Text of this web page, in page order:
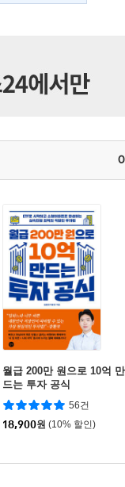
월급 200만 원으로 10억 만
드는 투자 공식
56건
18,900원 (10% 할인)